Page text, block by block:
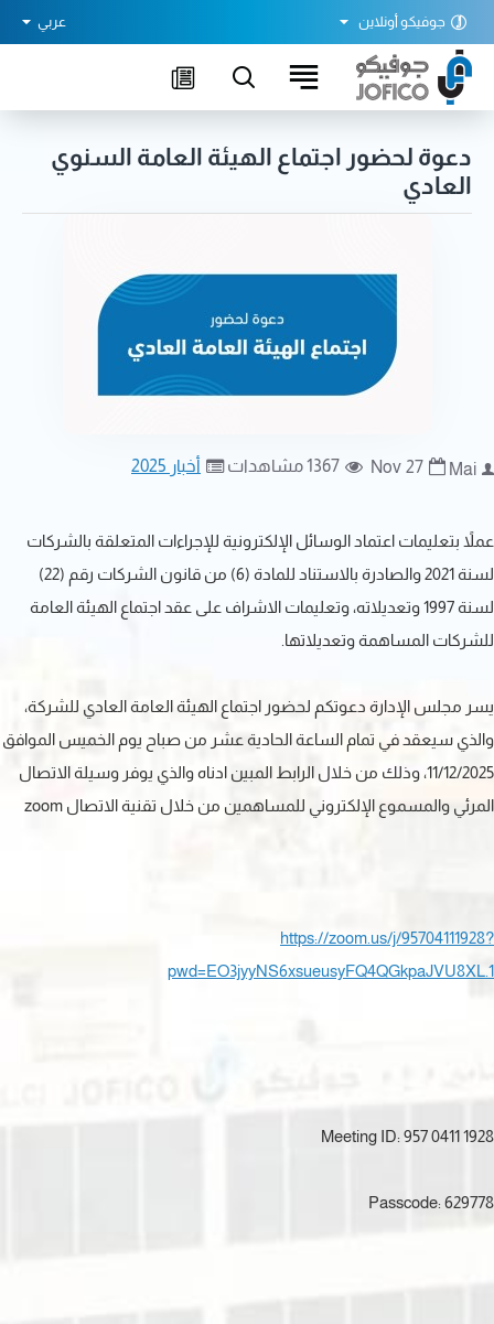
جوفيكو أونلاين عربي
دعوة لحضور اجتماع الهيئة العامة السنوي
العادي
Mai
27
Nov 1367 مشاهدات أخبار 2025
عملاً بتعليمات اعتماد الوسائل الإلكترونية للإجراءات المتعلقة بالشركات
لسنة 2021 والصادرة بالاستناد للمادة (6) من قانون الشركات رقم (22)
لسنة 1997 وتعديلاته، وتعليمات الاشراف على عقد اجتماع الهيئة العامة
للشركات المساهمة وتعديلاتها.
يسر مجلس الإدارة دعوتكم لحضور اجتماع الهيئة العامة العادي للشركة،
والذي سيعقد في تمام الساعة الحادية عشر من صباح يوم الخميس الموافق
11/12/2025، وذلك من خلال الرابط المبين ادناه والذي يوفر وسيلة الاتصال
المرئي والمسموع الإلكتروني للمساهمين من خلال تقنية الاتصال zoom
https://zoom.us/j/95704111928?
pwd=EO3jyyNS6xsueusyFQ4QGkpaJVU8XL.1
Meeting ID: 957 0411 1928
Passcode: 629778